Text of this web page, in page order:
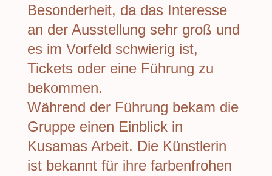
Besonderheit, da das Interesse
an der Ausstellung sehr groß und
es im Vorfeld schwierig ist,
Tickets oder eine Führung zu
bekommen.
Während der Führung bekam die
Gruppe einen Einblick in
Kusamas Arbeit. Die Künstlerin
ist bekannt für ihre farbenfrohen